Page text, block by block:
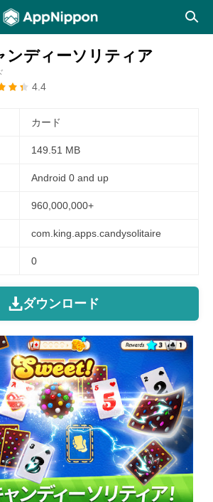
ンディーソリティア
4.4
カード
149.51 MB
Android 0 and up
960,000,000+
com.king.apps.candysolitaire
0
ダウンロード